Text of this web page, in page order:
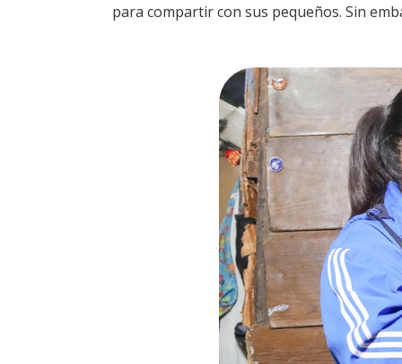
para compartir con sus pequeños. Sin